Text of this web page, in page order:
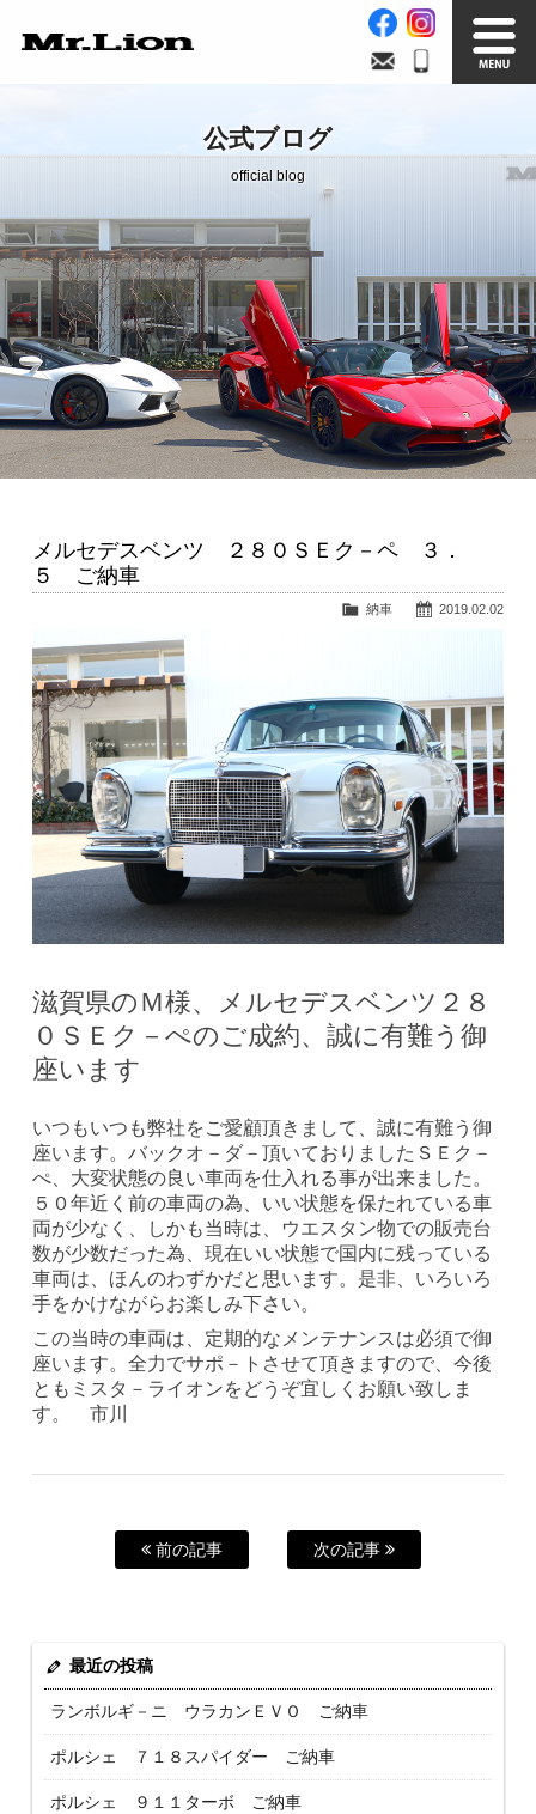
在庫車情報 買取無料査定
Factory
自社工場 サービス案内
Official Blog
公式ブログ
Company info.
会社案内
公式ブログ
official blog
メルセデスベンツ ２８０ＳＥク－ペ ３．
５ ご納車
2019.02.02
納車
滋賀県のＭ様、メルセデスベンツ２８
０ＳＥク－ぺのご成約、誠に有難う御
座います
いつもいつも弊社をご愛顧頂きまして、誠に有難う御
座います。バックオ－ダ－頂いておりましたＳＥク－
ぺ、大変状態の良い車両を仕入れる事が出来ました。
５０年近く前の車両の為、いい状態を保たれている車
両が少なく、しかも当時は、ウエスタン物での販売台
数が少数だった為、現在いい状態で国内に残っている
車両は、ほんのわずかだと思います。是非、いろいろ
手をかけながらお楽しみ下さい。
この当時の車両は、定期的なメンテナンスは必須で御
座います。全力でサポ－トさせて頂きますので、今後
ともミスタ－ライオンをどうぞ宜しくお願い致しま
す。 市川
前の記事 次の記事
最近の投稿
ランボルギ－ニ ウラカンＥＶＯ ご納車
ポルシェ ７１８スパイダー ご納車
ポルシェ ９１１ターボ ご納車